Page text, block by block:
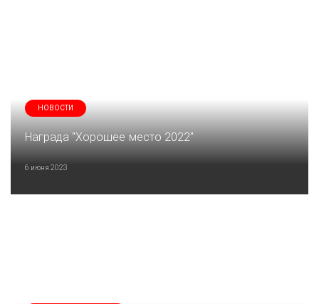
НОВОСТИ
Награда "Хорошее место 2022"
6 июня 2023